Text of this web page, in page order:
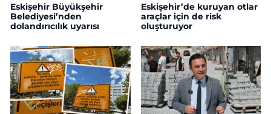
Eskişehir Büyükşehir
Belediyesi’nden
dolandırıcılık uyarısı
Eskişehir’de kuruyan otlar
araçlar için de risk
oluşturuyor